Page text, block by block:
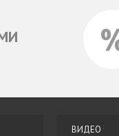
ВИДЕО